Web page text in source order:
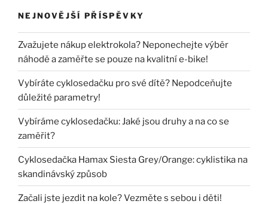
NEJNOVĚJŠÍ PŘÍSPĚVKY
Zvažujete nákup elektrokola? Neponechejte výběr
náhodě a zaměřte se pouze na kvalitní e-bike!
Vybíráte cyklosedačku pro své dítě? Nepodceňujte
důležité parametry!
Vybíráme cyklosedačku: Jaké jsou druhy a na co se
zaměřit?
Cyklosedačka Hamax Siesta Grey/Orange: cyklistika na
skandinávský způsob
Začali jste jezdit na kole? Vezměte s sebou i děti!